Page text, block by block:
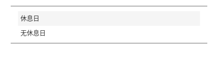
休息日
无休息日